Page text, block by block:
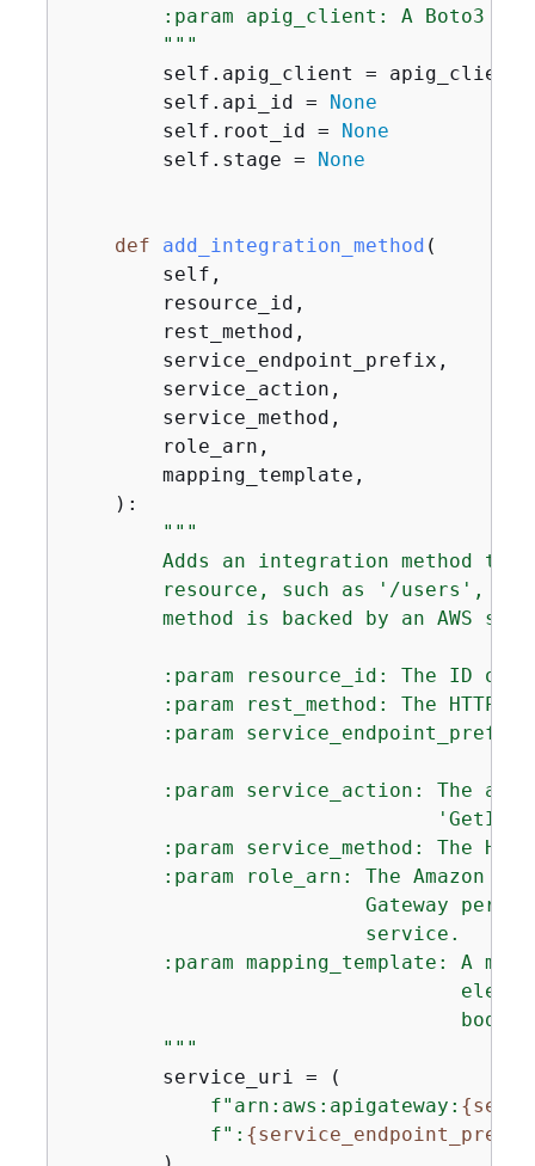
:param apig_client: A Boto3
        """
        self.apig_client = apig_client
        self.api_id =
None
        self.root_id =
None
        self.stage =
None
def add_integration_method (
        self,
        resource_id,
        rest_method,
        service_endpoint_prefix,
        service_action,
        service_method,
        role_arn,
        mapping_template,
):
"""
Adds an integration method to
resource, such as '/users',
method is backed by an AWS
:param resource_id: The ID of
:param rest_method: The HTTP
:param
:param service_action: The
:param service_method: The
:param role_arn: The Amazon
Gateway
                         service.
:param mapping_template: A
body
        """
        service_uri = (
f"arn:aws:apigateway: {
f": {